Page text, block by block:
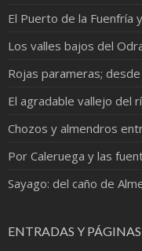
El Puerto de la Fuenfría
Los valles bajos del
Rojas parameras;
El agradable vallejo del
Chozos y almendros
Por Caleruega y las
Sayago: del caño de
ENTRADAS Y